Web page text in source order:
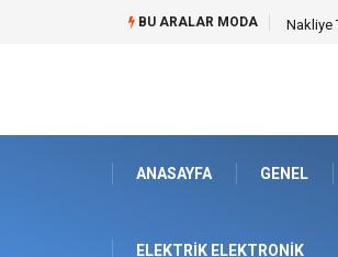
BU ARALAR MODA
ANASAYFA GENEL
ELEKTRIK ELEKTRONIK